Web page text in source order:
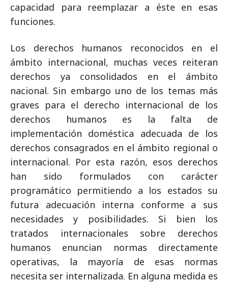
capacidad para reemplazar a éste en esas
funciones.
Los derechos humanos reconocidos en el
ámbito internacional, muchas veces reiteran
derechos ya consolidados en el ámbito
nacional. Sin embargo uno de los temas más
graves para el derecho internacional de los
derechos humanos es la falta de
implementación doméstica adecuada de los
derechos consagrados en el ámbito regional o
internacional. Por esta razón, esos derechos
han sido formulados con carácter
programático permitiendo a los estados su
futura adecuación interna conforme a sus
necesidades y posibilidades. Si bien los
tratados internacionales sobre derechos
humanos enuncian normas directamente
operativas, la mayoría de esas normas
necesita ser internalizada. En alguna medida es